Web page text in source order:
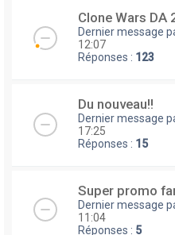
Clone Wars DA
Dernier message
12:07
Réponses : 123
Du nouveau!!
Dernier message
17:25
Réponses : 15
Super promo
Dernier message
11:04
Réponses : 5